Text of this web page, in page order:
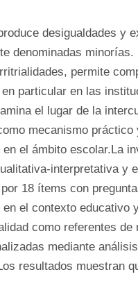
desigualdades y
denominadas
permite
particular en las
el lugar de la
mecanismo
el ámbito escolar.La
interpretativa y
18 ítems con
el contexto educativo
como referentes
mediante
resultados muestran